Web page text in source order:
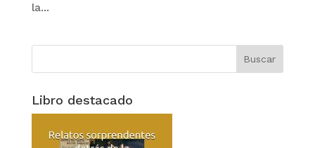
la...
Libro destacado